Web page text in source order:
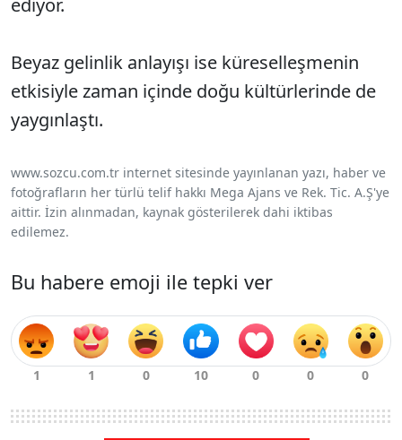
Beyaz gelinlik anlayışı ise küreselleşmenin
etkisiyle zaman içinde doğu kültürlerinde de
yaygınlaştı.
www.sozcu.com.tr internet sitesinde yayınlanan yazı, haber ve
fotoğrafların her türlü telif hakkı Mega Ajans ve Rek. Tic. A.Ş'ye
aittir. İzin alınmadan, kaynak gösterilerek dahi iktibas
edilemez.
Bu habere emoji ile tepki ver